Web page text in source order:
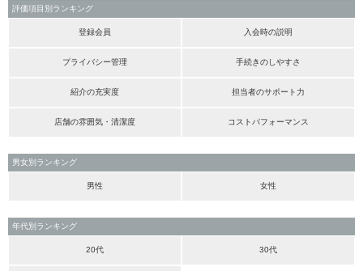
評価項目別ランキング
登録会員 入会時の説明
プライバシー管理 手続きのしやすさ
紹介の充実度 担当者のサポート力
店舗の雰囲気・清潔度 コストパフォーマンス
男女別ランキング
男性 女性
年代別ランキング
20代 30代